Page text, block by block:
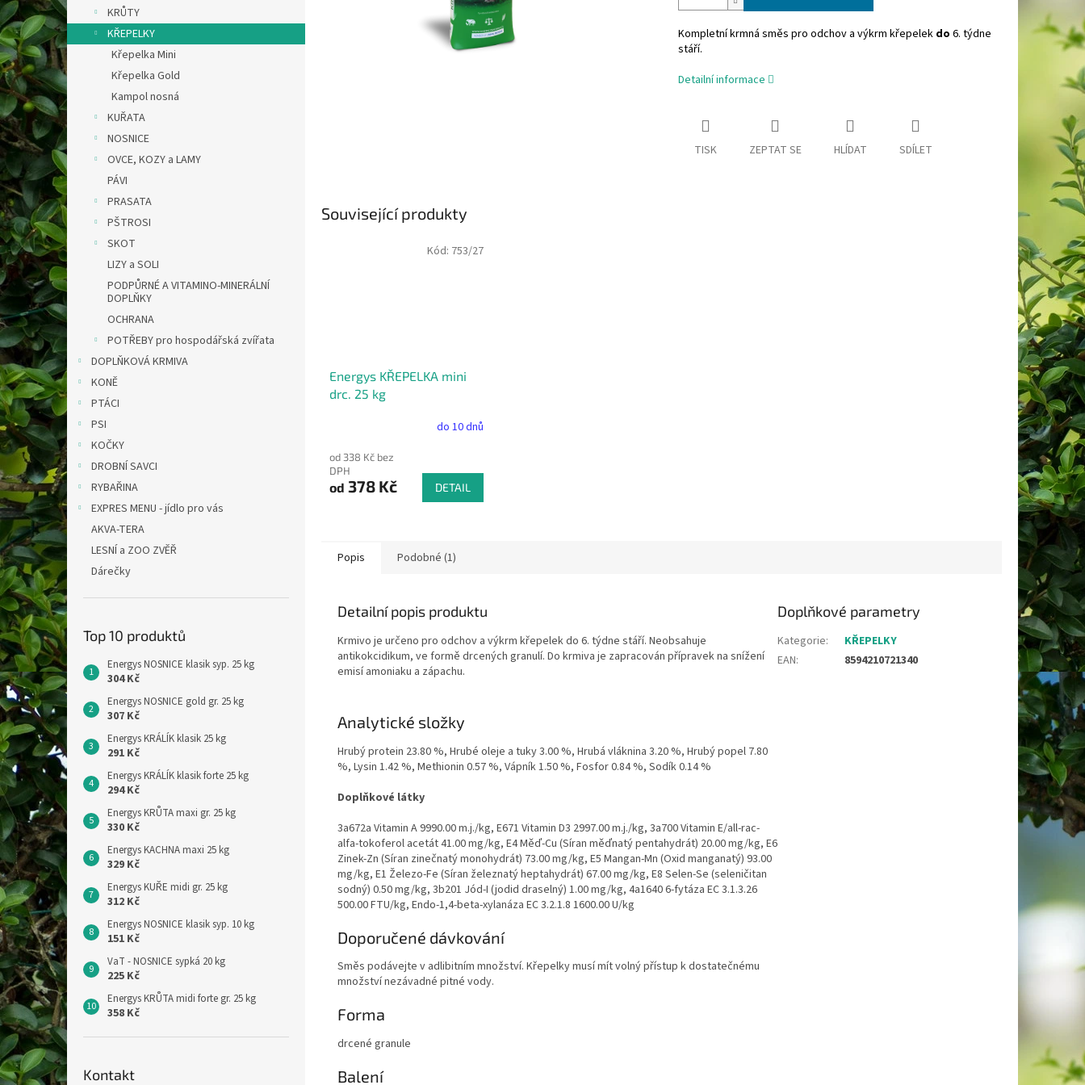
n
e
l
KRŮTY
KŘEPELKY
Křepelka Mini
Křepelka Gold
Kampol nosná
KUŘATA
NOSNICE
OVCE, KOZY a LAMY
PÁVI
PRASATA
PŠTROSI
SKOT
LIZY a SOLI
PODPŮRNÉ A VITAMINO-MINERÁLNÍ
DOPLŇKY
OCHRANA
POTŘEBY pro hospodářská zvířata
DOPLŇKOVÁ KRMIVA
KONĚ
PTÁCI
PSI
KOČKY
DROBNÍ SAVCI
RYBAŘINA
EXPRES MENU - jídlo pro vás
AKVA-TERA
LESNÍ a ZOO ZVĚŘ
Dárečky
Top 10 produktů
Energys NOSNICE klasik syp. 25 kg
304 Kč
Energys NOSNICE gold gr. 25 kg
307 Kč
Energys KRÁLÍK klasik 25 kg
291 Kč
Energys KRÁLÍK klasik forte 25 kg
294 Kč
Energys KRŮTA maxi gr. 25 kg
330 Kč
Energys KACHNA maxi 25 kg
329 Kč
Energys KUŘE midi gr. 25 kg
312 Kč
Energys NOSNICE klasik syp. 10 kg
151 Kč
VaT - NOSNICE sypká 20 kg
225 Kč
Energys KRŮTA midi forte gr. 25 kg
358 Kč
Kontakt
Kompletní krmná směs pro odchov a výkrm křepelek do 6. týdne
stáří.
Detailní informace
TISK ZEPTAT SE HLÍDAT SDÍLET
Související produkty
Energys KŘEPELKA mini
drc. 25 kg
do 10 dnů
od 338 Kč bez
DPH
od 378 Kč DETAIL
Kód: 753/27
Popis Podobné (1)
Detailní popis produktu
Krmivo je určeno pro odchov a výkrm křepelek do 6. týdne stáří. Neobsahuje
antikokcidikum, ve formě drcených granulí. Do krmiva je zapracován přípravek na snížení
emisí amoniaku a zápachu.
Analytické složky
Hrubý protein 23.80 %, Hrubé oleje a tuky 3.00 %, Hrubá vláknina 3.20 %, Hrubý popel 7.80
%, Lysin 1.42 %, Methionin 0.57 %, Vápník 1.50 %, Fosfor 0.84 %, Sodík 0.14 %
Doplňkové látky
3a672a Vitamin A 9990.00 m.j./kg, E671 Vitamin D3 2997.00 m.j./kg, 3a700 Vitamin E/all-rac-
alfa-tokoferol acetát 41.00 mg/kg, E4 Měď-Cu (Síran měďnatý pentahydrát) 20.00 mg/kg, E6
Zinek-Zn (Síran zinečnatý monohydrát) 73.00 mg/kg, E5 Mangan-Mn (Oxid manganatý) 93.00
mg/kg, E1 Železo-Fe (Síran železnatý heptahydrát) 67.00 mg/kg, E8 Selen-Se (seleničitan
sodný) 0.50 mg/kg, 3b201 Jód-I (jodid draselný) 1.00 mg/kg, 4a1640 6-fytáza EC 3.1.3.26
500.00 FTU/kg, Endo-1,4-beta-xylanáza EC 3.2.1.8 1600.00 U/kg
Doporučené dávkování
Směs podávejte v adlibitním množství. Křepelky musí mít volný přístup k dostatečnému
množství nezávadné pitné vody.
Forma
drcené granule
Balení
Doplňkové parametry
Kategorie:
KŘEPELKY
EAN: 8594210721340